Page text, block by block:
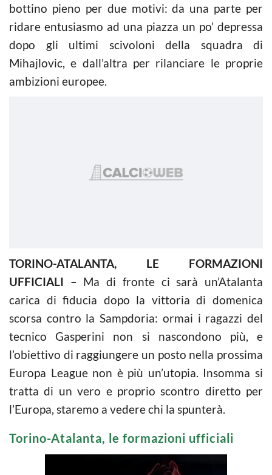
bottino pieno per due motivi: da una parte per
ridare entusiasmo ad una piazza un po’ depressa
dopo gli ultimi scivoloni della squadra di
Mihajlovic, e dall’altra per rilanciare le proprie
ambizioni europee.
TORINO-ATALANTA, LE FORMAZIONI
UFFICIALI – Ma di fronte ci sarà un’Atalanta
carica di fiducia dopo la vittoria di domenica
scorsa contro la Sampdoria: ormai i ragazzi del
tecnico Gasperini non si nascondono più, e
l’obiettivo di raggiungere un posto nella prossima
Europa League non è più un’utopia. Insomma si
tratta di un vero e proprio scontro diretto per
l’Europa, staremo a vedere chi la spunterà.
Torino-Atalanta, le formazioni ufficiali